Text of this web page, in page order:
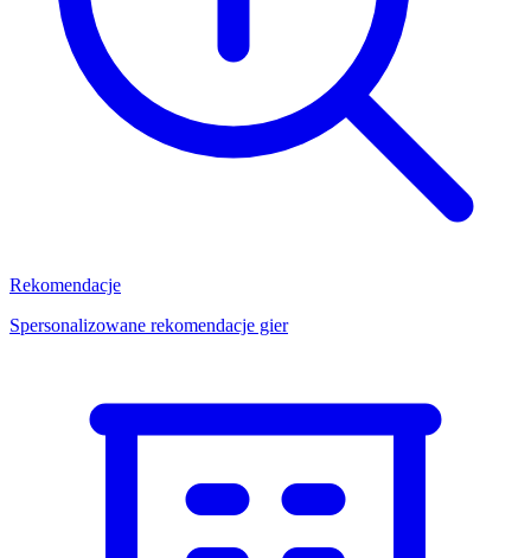
Rekomendacje
Spersonalizowane rekomendacje gier